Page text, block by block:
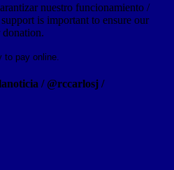
nuestro funcionamiento /
is important to ensure our
/ @rccarlosj /